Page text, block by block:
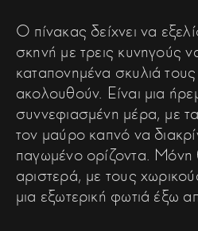
Ο πίνακας δείχνει να
σκηνή με τρεις κυνηγούς
καταπονημένα σκυλιά
ακολουθούν. Είναι μια
συννεφιασμένη μέρα, με
τον μαύρο καπνό να
παγωμένο ορίζοντα. Μόνη
αριστερά, με τους
μια εξωτερική φωτιά έξω